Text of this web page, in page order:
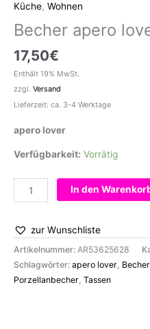
Küche, Wohnen
Becher apero
17,50€
Enthält 19% MwSt.
zzgl. Versand
Lieferzeit: ca. 3-4 Werktage
apero lover
Verfügbarkeit: Vorrätig
Becher
apero
Menge
In den
zur Wunschliste
Artikelnummer: AR53625628
Schlagwörter: apero lover, Becher
Porzellanbecher, Tassen